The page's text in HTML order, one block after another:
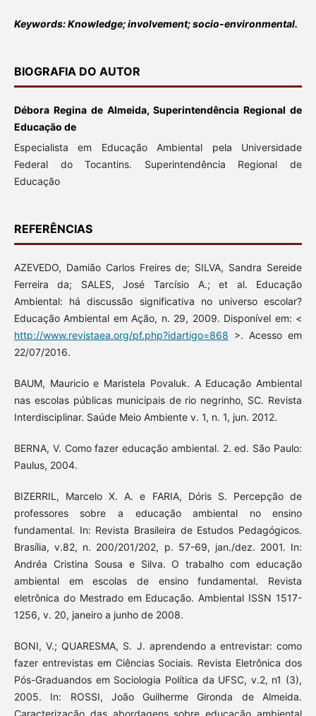
Keywords: Knowledge; involvement; socio-environmental.
BIOGRAFIA DO AUTOR
Débora Regina de Almeida, Superintendência Regional de
Educação de
Especialista em Educação Ambiental pela Universidade
Federal do Tocantins. Superintendência Regional de
Educação
REFERÊNCIAS
AZEVEDO, Damião Carlos Freires de; SILVA, Sandra Sereide
Ferreira da; SALES, José Tarcísio A.; et al. Educação
Ambiental: há discussão significativa no universo escolar?
Educação Ambiental em Ação, n. 29, 2009. Disponível em: <
http://www.revistaea.org/pf.php?idartigo=868 >. Acesso em
22/07/2016.
BAUM, Mauricio e Maristela Povaluk. A Educação Ambiental
nas escolas públicas municipais de rio negrinho, SC. Revista
Interdisciplinar. Saúde Meio Ambiente v. 1, n. 1, jun. 2012.
BERNA, V. Como fazer educação ambiental. 2. ed. São Paulo:
Paulus, 2004.
BIZERRIL, Marcelo X. A. e FARIA, Dóris S. Percepção de
professores sobre a educação ambiental no ensino
fundamental. In: Revista Brasileira de Estudos Pedagógicos.
Brasília, v.82, n. 200/201/202, p. 57-69, jan./dez. 2001. In:
Andréa Cristina Sousa e Silva. O trabalho com educação
ambiental em escolas de ensino fundamental. Revista
eletrônica do Mestrado em Educação. Ambiental ISSN 1517-
1256, v. 20, janeiro a junho de 2008.
BONI, V.; QUARESMA, S. J. aprendendo a entrevistar: como
fazer entrevistas em Ciências Sociais. Revista Eletrônica dos
Pós-Graduandos em Sociologia Política da UFSC, v.2, n1 (3),
2005. In: ROSSI, João Guilherme Gironda de Almeida.